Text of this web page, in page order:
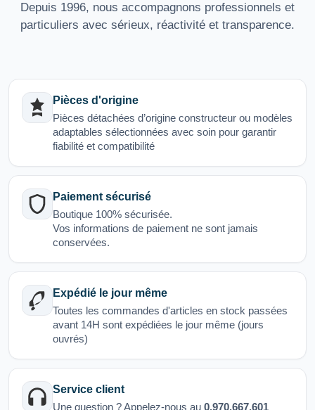
Depuis 1996, nous accompagnons professionnels et
particuliers avec sérieux, réactivité et transparence.
Pièces d'origine
Pièces détachées d’origine constructeur ou modèles
adaptables sélectionnées avec soin pour garantir
fiabilité et compatibilité
Paiement sécurisé
Boutique 100% sécurisée.
Vos informations de paiement ne sont jamais
conservées.
Expédié le jour même
Toutes les commandes d'articles en stock passées
avant 14H sont expédiées le jour même (jours
ouvrés)
Service client
Une question ? Appelez-nous au 0.970.667.601